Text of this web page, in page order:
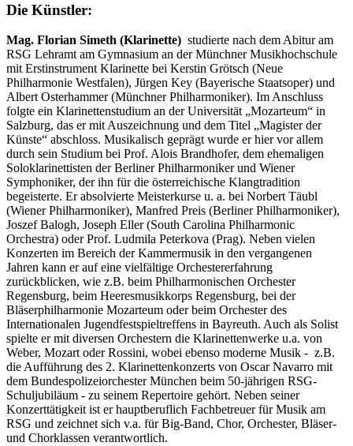
Die Künstler:
Mag. Florian Simeth (Klarinette) studierte nach dem Abitur am
RSG Lehramt am Gymnasium an der Münchner Musikhochschule
mit Erstinstrument Klarinette bei Kerstin Grötsch (Neue
Philharmonie Westfalen), Jürgen Key (Bayerische Staatsoper) und
Albert Osterhammer (Münchner Philharmoniker). Im Anschluss
folgte ein Klarinettenstudium an der Universität „Mozarteum“ in
Salzburg, das er mit Auszeichnung und dem Titel „Magister der
Künste“ abschloss. Musikalisch geprägt wurde er hier vor allem
durch sein Studium bei Prof. Alois Brandhofer, dem ehemaligen
Soloklarinettisten der Berliner Philharmoniker und Wiener
Symphoniker, der ihn für die österreichische Klangtradition
begeisterte. Er absolvierte Meisterkurse u. a. bei Norbert Täubl
(Wiener Philharmoniker), Manfred Preis (Berliner Philharmoniker),
Joszef Balogh, Joseph Eller (South Carolina Philharmonic
Orchestra) oder Prof. Ludmila Peterkova (Prag). Neben vielen
Konzerten im Bereich der Kammermusik in den vergangenen
Jahren kann er auf eine vielfältige Orchestererfahrung
zurückblicken, wie z.B. beim Philharmonischen Orchester
Regensburg, beim Heeresmusikkorps Regensburg, bei der
Bläserphilharmonie Mozarteum oder beim Orchester des
Internationalen Jugendfestspieltreffens in Bayreuth. Auch als Solist
spielte er mit diversen Orchestern die Klarinettenwerke u.a. von
Weber, Mozart oder Rossini, wobei ebenso moderne Musik - z.B.
die Aufführung des 2. Klarinettenkonzerts von Oscar Navarro mit
dem Bundespolizeiorchester München beim 50-jährigen RSG-
Schuljubiläum - zu seinem Repertoire gehört. Neben seiner
Konzerttätigkeit ist er hauptberuflich Fachbetreuer für Musik am
RSG und zeichnet sich v.a. für Big-Band, Chor, Orchester, Bläser-
und Chorklassen verantwortlich.